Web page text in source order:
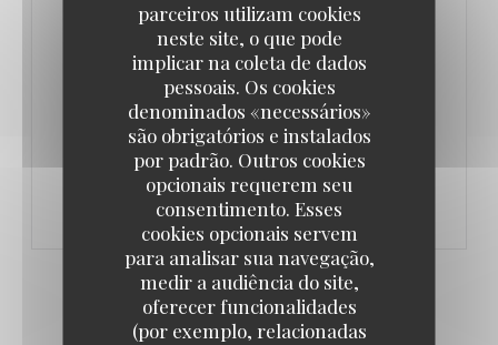
parceiros utilizam cookies
neste site, o que pode
implicar na coleta de dados
pessoais. Os cookies
denominados «necessários»
são obrigatórios e instalados
por padrão. Outros cookies
opcionais requerem seu
consentimento. Esses
cookies opcionais servem
para analisar sua navegação,
medir a audiência do site,
oferecer funcionalidades
(por exemplo, relacionadas
TODOS OS DIAS DO 17H00 NO 21H00
LES HEURES JOYEUSES